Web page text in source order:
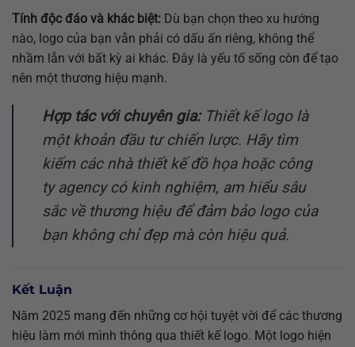
Tính độc đáo và khác biệt: Dù bạn chọn theo xu hướng
nào, logo của bạn vẫn phải có dấu ấn riêng, không thể
nhầm lẫn với bất kỳ ai khác. Đây là yếu tố sống còn để tạo
nên một thương hiệu mạnh.
Hợp tác với chuyên gia:Thiết kế logo là
một khoản đầu tư chiến lược. Hãy tìm
kiếm các nhà thiết kế đồ họa hoặc công
ty agency có kinh nghiệm, am hiểu sâu
sắc về thương hiệu để đảm bảo logo của
bạn không chỉ đẹp mà còn hiệu quả.
Kết Luận
Năm 2025 mang đến những cơ hội tuyệt vời để các thương
hiệu làm mới mình thông qua thiết kế logo. Một logo hiện